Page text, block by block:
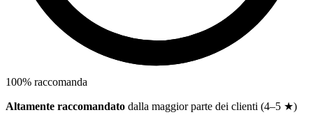
100% raccomanda
Altamente raccomandato dalla maggior parte dei clienti (4–5 ★)